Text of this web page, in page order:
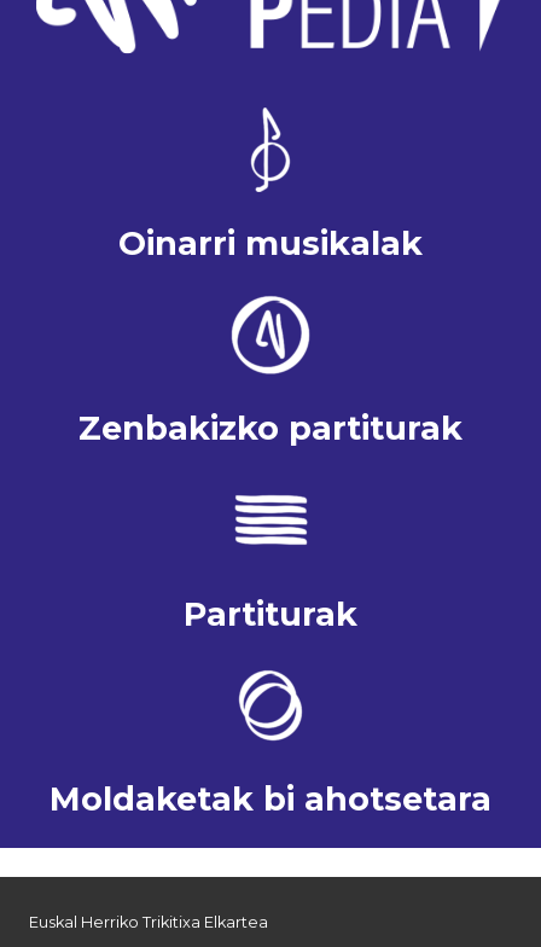
Oinarri musikalak
Zenbakizko partiturak
Partiturak
Moldaketak bi ahotsetara
Euskal Herriko Trikitixa Elkartea